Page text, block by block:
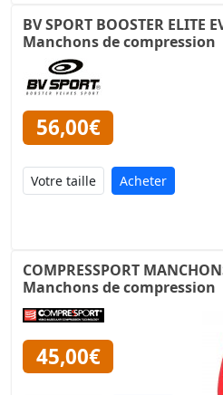
BV SPORT BOOSTER ELITE
Manchons de compression
56,00€
Acheter
COMPRESSPORT
Manchons de compression
45,00€